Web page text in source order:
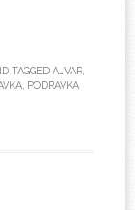
TAGGED AJVAR,
, PODRAVKA